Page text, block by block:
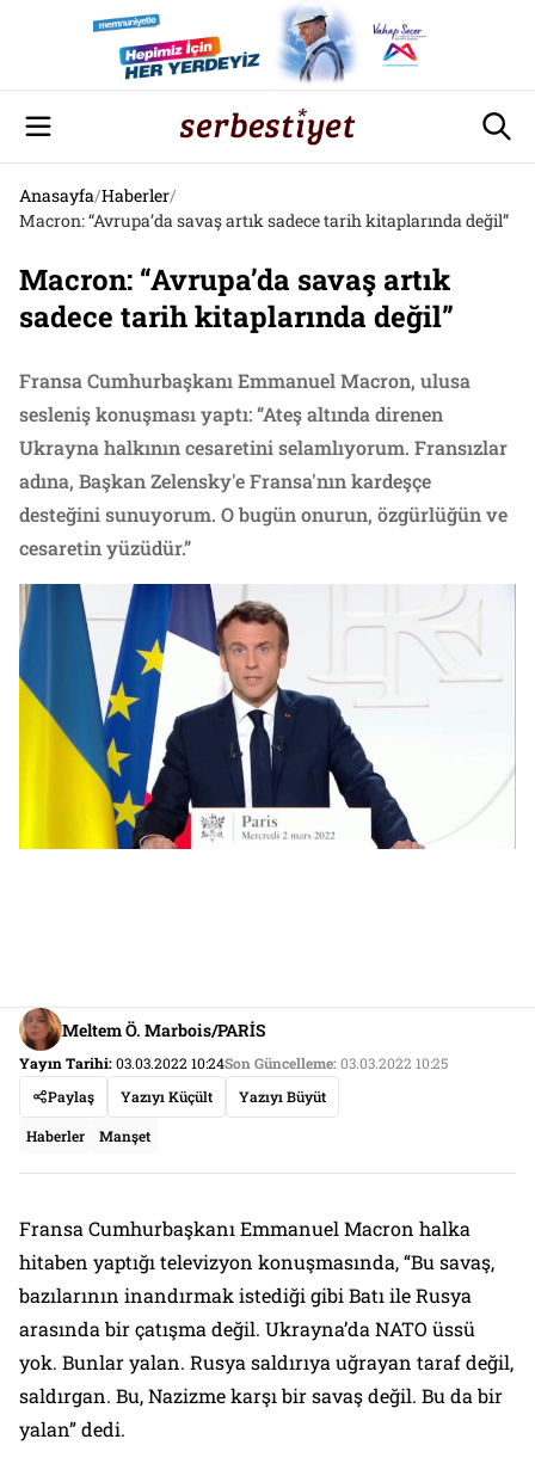
Anasayfa/Haberler/
Macron: “Avrupa’da savaş artık sadece tarih kitaplarında değil”
Macron: “Avrupa’da savaş artık
sadece tarih kitaplarında değil”
Fransa Cumhurbaşkanı Emmanuel Macron, ulusa
sesleniş konuşması yaptı: “Ateş altında direnen
Ukrayna halkının cesaretini selamlıyorum. Fransızlar
adına, Başkan Zelensky'e Fransa'nın kardeşçe
desteğini sunuyorum. O bugün onurun, özgürlüğün ve
cesaretin yüzüdür.”
Meltem Ö. Marbois/PARİS
Yayın Tarihi:03.03.2022 10:24Son Güncelleme:03.03.2022 10:25
Paylaş
Yazıyı Küçült Yazıyı Büyüt
Haberler Manşet
Fransa Cumhurbaşkanı Emmanuel Macron halka
hitaben yaptığı televizyon konuşmasında, “Bu savaş,
bazılarının inandırmak istediği gibi Batı ile Rusya
arasında bir çatışma değil. Ukrayna’da NATO üssü
yok. Bunlar yalan. Rusya saldırıya uğrayan taraf değil,
saldırgan. Bu, Nazizme karşı bir savaş değil. Bu da bir
yalan” dedi.